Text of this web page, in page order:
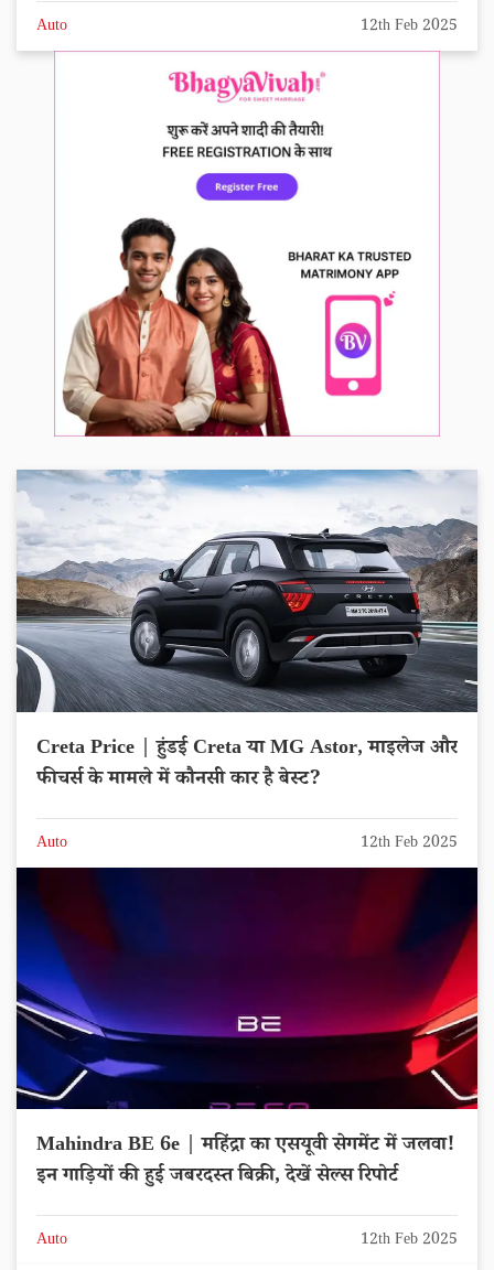
Auto 12th Feb 2025
Creta Price | हुंडई Creta या MG Astor, माइलेज और
फीचर्स के मामले में कौनसी कार है बेस्ट?
Auto 12th Feb 2025
Mahindra BE 6e | महिंद्रा का एसयूवी सेगमेंट में जलवा!
इन गाड़ियों की हुई जबरदस्त बिक्री, देखें सेल्स रिपोर्ट
Auto 12th Feb 2025